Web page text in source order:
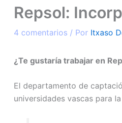
Repsol:
4 comentarios / Por Itxaso
¿Te gustaría trabajar en
El departamento de
universidades vascas para la
→